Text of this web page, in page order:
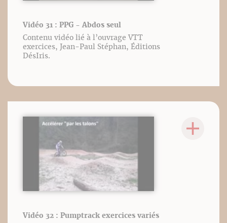
Vidéo 31 : PPG - Abdos seul
Contenu vidéo lié à l’ouvrage VTT
exercices, Jean-Paul Stéphan, Éditions
DésIris.
Vidéo 32 : Pumptrack exercices variés